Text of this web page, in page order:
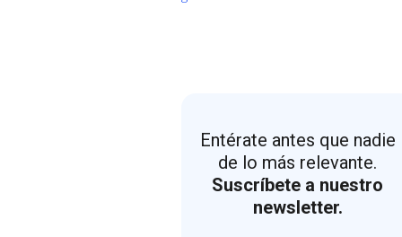
Entérate antes que nadie
de lo más relevante.
Suscríbete a nuestro
newsletter.